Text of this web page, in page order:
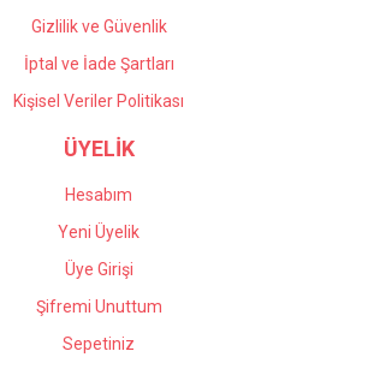
Gizlilik ve Güvenlik
İptal ve İade Şartları
Kişisel Veriler Politikası
ÜYELİK
Hesabım
Yeni Üyelik
Üye Girişi
Şifremi Unuttum
Sepetiniz